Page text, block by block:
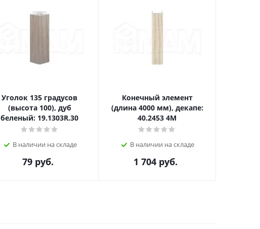
Уголок 135 градусов
(высота 100), дуб
беленый: 19.1303R.30
В наличии на складе
79руб.
Конечный элемент
(длина 4000 мм), декапе:
40.2453 4M
В наличии на складе
1 704руб.